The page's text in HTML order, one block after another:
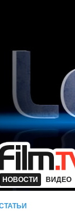
НОВОСТИ ВИДЕО